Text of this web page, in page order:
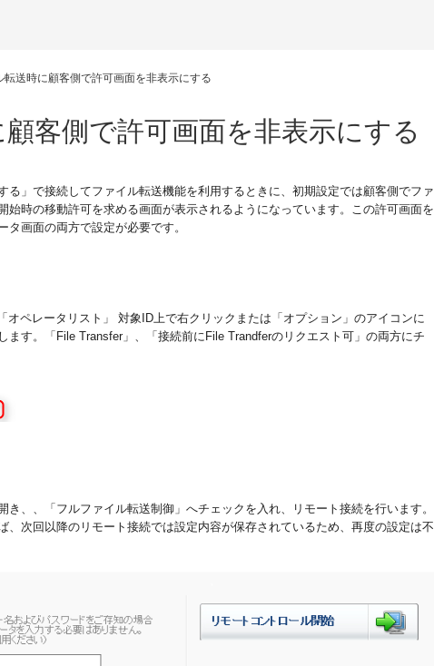
転送時に顧客側で許可画面を非表示にする
客側で許可画面を非表示にする
る」で接続してファイル転送機能を利用するときに、初期設定では顧客側でファ
始時の移動許可を求める画面が表示されるようになっています。この許可画面を
画面の両方で設定が必要です。
オペレータリスト」 対象ID上で右クリックまたは「オプション」のアイコンに
ます。「File Transfer」、「接続前にFile Trandferのリクエスト可」の両方にチ
、、「フルファイル転送制御」へチェックを入れ、リモート接続を行います。
、次回以降のリモート接続では設定内容が保存されているため、再度の設定は不